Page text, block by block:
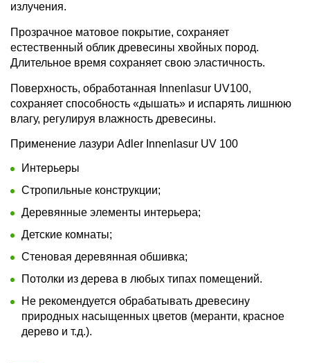
излучения.
Прозрачное матовое покрытие, сохраняет
естественный облик древесины хвойных пород.
Длительное время сохраняет свою эластичность.
Поверхность, обработанная Innenlasur UV100,
сохраняет способность «дышать» и испарять лишнюю
влагу, регулируя влажность древесины.
Применение лазури Adler Innenlasur UV 100
Интерьеры
Стропильные конструкции;
Деревянные элементы интерьера;
Детские комнаты;
Стеновая деревянная обшивка;
Потолки из дерева в любых типах помещений.
Не рекомендуется обрабатывать древесину
природных насыщенных цветов (меранти, красное
дерево и т.д.).